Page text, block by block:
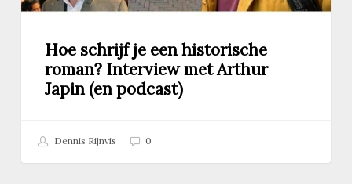
Hoe schrijf je een historische
roman? Interview met Arthur
Japin (en podcast)
Dennis Rijnvis 0